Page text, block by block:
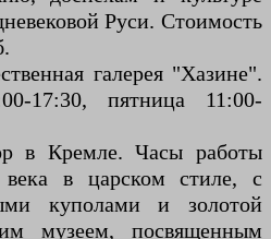
Руси. Стоимость
галерея "Хазине".
17:30, пятница 11:00-
в Кремле. Часы работы
в царском стиле, с
куполами и золотой
музеем, посвященным